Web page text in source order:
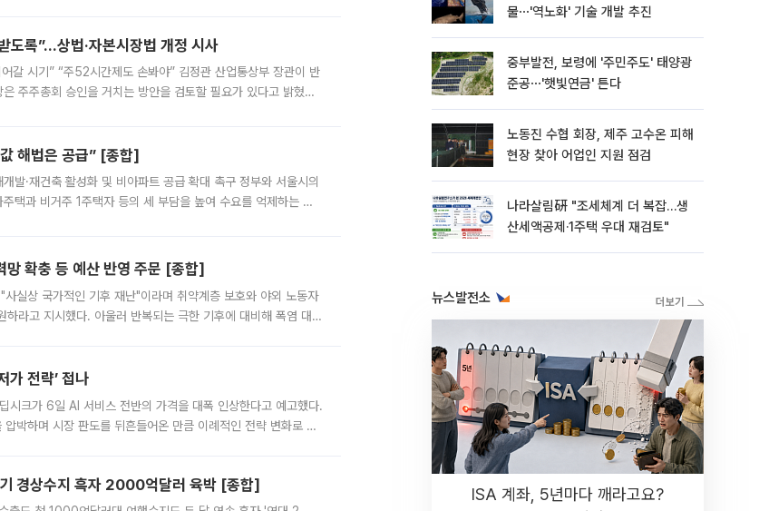
도록”…상법·자본시장법 개정 시사
갈 시기” “주52시간제도 손봐야” 김정관 산업통상부 장관이 반
주주총회 승인을 거치는 방안을 검토할 필요가 있다고 밝혔다.
해법은 공급” [종합]
발·재건축 활성화 및 비아파트 공급 확대 촉구 정부와 서울시의
택과 비거주 1주택자 등의 세 부담을 높여 수요를 억제하는 카
확충 등 예산 반영 주문 [종합]
실상 국가적인 기후 재난"이라며 취약계층 보호와 야외 노동자
라고 지시했다. 아울러 반복되는 극한 기후에 대비해 폭염 대응
가 전략’ 접나
시크가 6일 AI 서비스 전반의 가격을 대폭 인상한다고 예고했다.
압박하며 시장 판도를 뒤흔들어온 만큼 이례적인 전략 변화로 평
경상수지 흑자 2000억달러 육박 [종합]
물⋯'역노화' 기술 개발 추진
중부발전, 보령에 '주민주도' 태양광
준공⋯'햇빛연금' 튼다
노동진 수협 회장, 제주 고수온 피해
현장 찾아 어업인 지원 점검
나라살림硏 "조세체계 더 복잡…생
산세액공제·1주택 우대 재검토"
뉴스발전소
ISA 계좌, 5년마다 깨라고요?